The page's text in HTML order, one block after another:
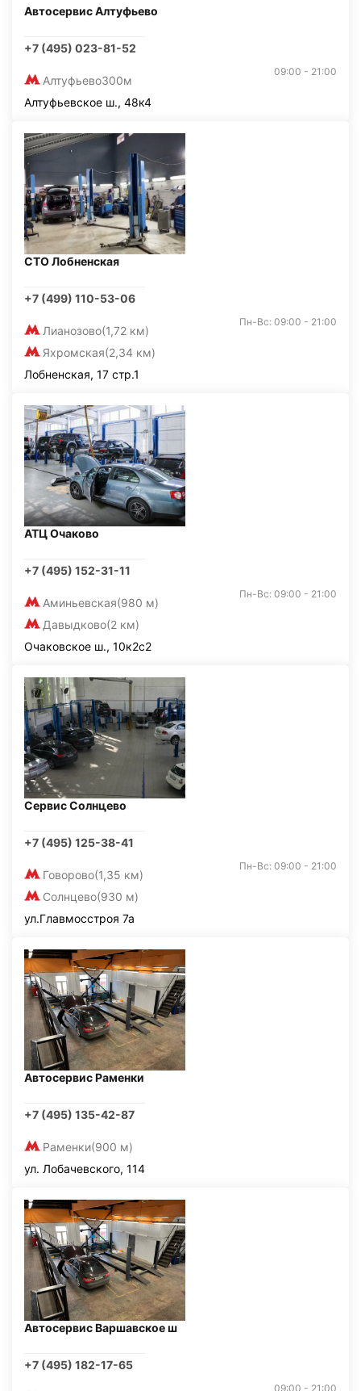
Автосервис Алтуфьево
+7 (495) 023-81-52
Алтуфьево300м
09:00 - 21:00
Алтуфьевское ш., 48к4
СТО Лобненская
+7 (499) 110-53-06
Лианозово(1,72 км)
Яхромская(2,34 км)
Пн-Вс: 09:00 - 21:00
Лобненская, 17 стр.1
АТЦ Очаково
+7 (495) 152-31-11
Аминьевская(980 м)
Давыдково(2 км)
Пн-Вс: 09:00 - 21:00
Очаковское ш., 10к2с2
Сервис Солнцево
+7 (495) 125-38-41
Говорово(1,35 км)
Солнцево(930 м)
Пн-Вс: 09:00 - 21:00
ул.Главмосстроя 7а
Автосервис Раменки
+7 (495) 135-42-87
Раменки(900 м)
ул. Лобачевского, 114
Автосервис Варшавское ш
+7 (495) 182-17-65
09:00 - 21:00